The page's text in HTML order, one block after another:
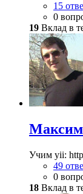
15
0
19 Вклад в
Учим yii:
49
0
18 Вклад в